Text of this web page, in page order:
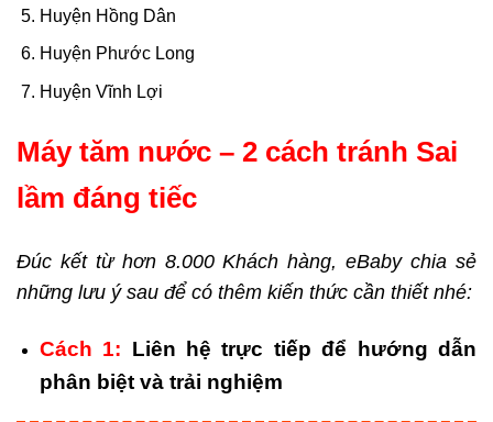
Huyện Hồng Dân
Huyện Phước Long
Huyện Vĩnh Lợi
Máy tăm nước – 2 cách tránh Sai
lầm đáng tiếc
Đúc kết từ hơn 8.000 Khách hàng, eBaby chia sẻ
những lưu ý sau để có thêm kiến thức cần thiết nhé:
Cách 1: Liên hệ trực tiếp để hướng dẫn
phân biệt và trải nghiệm